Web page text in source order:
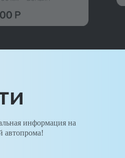
информация на
автопрома!